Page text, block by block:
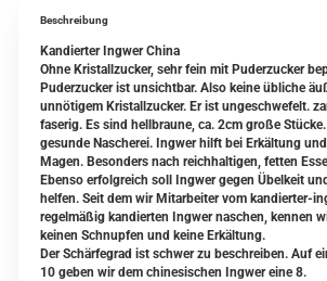
Beschreibung
Kandierter Ingwer China
Ohne Kristallzucker, sehr fein mit Puderzucker
Puderzucker ist unsichtbar. Also keine übliche
unnötigem Kristallzucker. Er ist ungeschwefelt.
faserig. Es sind hellbraune, ca. 2cm große
gesunde Nascherei. Ingwer hilft bei Erkältung
Magen. Besonders nach reichhaltigen, fetten
Ebenso erfolgreich soll Ingwer gegen Übelkeit
helfen. Seit dem wir Mitarbeiter vom kandierter-
regelmäßig kandierten Ingwer naschen, kennen
keinen Schnupfen und keine Erkältung.
Der Schärfegrad ist schwer zu beschreiben. Auf
10 geben wir dem chinesischen Ingwer eine 8.